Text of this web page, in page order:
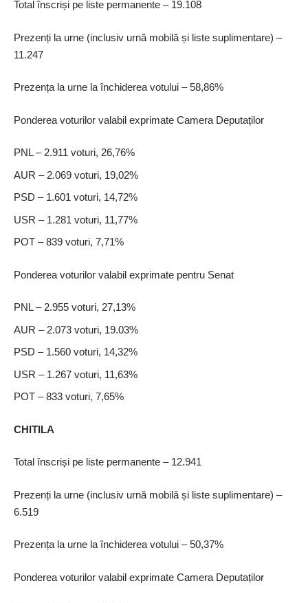
Total înscriși pe liste permanente – 19.108
Prezenți la urne (inclusiv urnă mobilă și liste suplimentare) –
11.247
Prezența la urne la închiderea votului – 58,86%
Ponderea voturilor valabil exprimate Camera Deputaților
PNL – 2.911 voturi, 26,76%
AUR – 2.069 voturi, 19,02%
PSD – 1.601 voturi, 14,72%
USR – 1.281 voturi, 11,77%
POT – 839 voturi, 7,71%
Ponderea voturilor valabil exprimate pentru Senat
PNL – 2.955 voturi, 27,13%
AUR – 2.073 voturi, 19.03%
PSD – 1.560 voturi, 14,32%
USR – 1.267 voturi, 11,63%
POT – 833 voturi, 7,65%
CHITILA
Total înscriși pe liste permanente – 12.941
Prezenți la urne (inclusiv urnă mobilă și liste suplimentare) –
6.519
Prezența la urne la închiderea votului – 50,37%
Ponderea voturilor valabil exprimate Camera Deputaților